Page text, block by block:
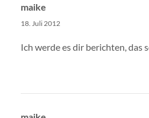
maike
18. Juli 2012
Ich werde es dir berichten, das